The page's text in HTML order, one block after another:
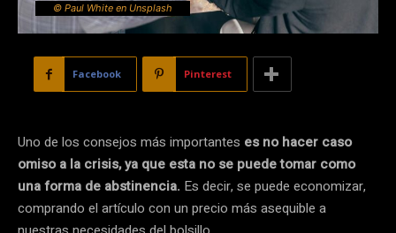
© Paul White en Unsplash
Facebook Pinterest
Uno de los consejos más importantes es no hacer caso
omiso a la crisis, ya que esta no se puede tomar como
una forma de abstinencia. Es decir, se puede economizar,
comprando el artículo con un precio más asequible a